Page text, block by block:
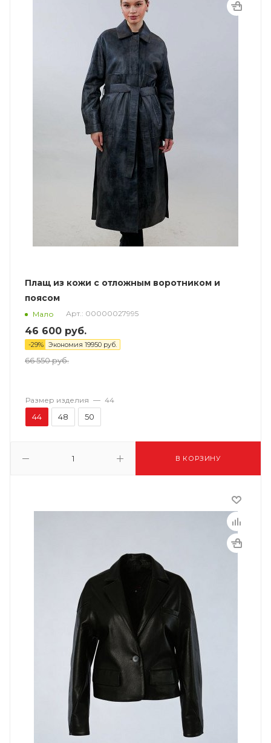
Плащ из кожи с отложным воротником и
поясом
Мало Арт.: 00000027995
46 600 руб.
-29% Экономия 19950 руб.
66 550руб.
В КОРЗИНУ
Размер изделия — 44
44 48 50